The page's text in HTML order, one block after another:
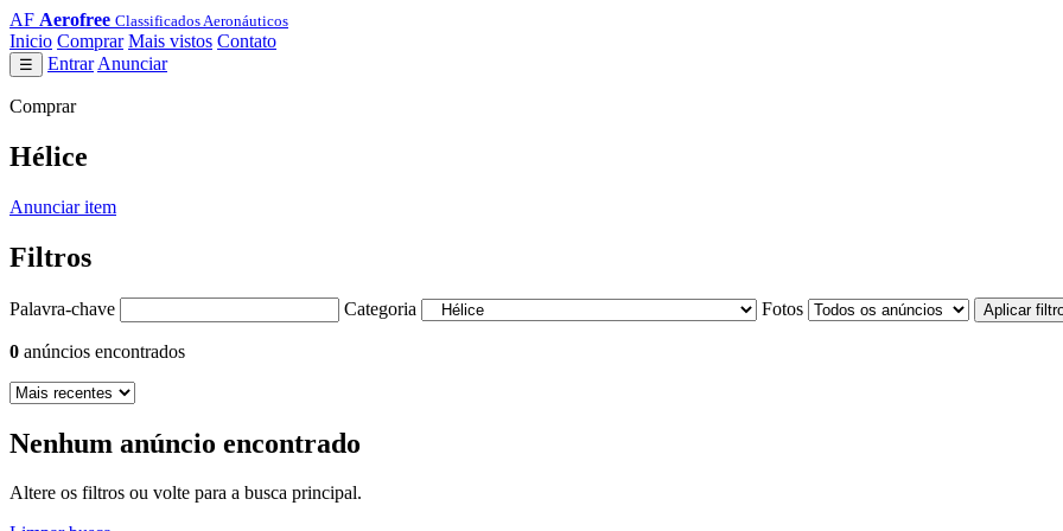
AF Aerofree Classificados Aeronáuticos
Inicio Comprar Mais vistos Contato
☰ Entrar Anunciar
Comprar
Hélice
Anunciar item
Filtros
Palavra-chave Categoria Fotos Aplicar
0 anúncios encontrados
Nenhum anúncio encontrado
Altere os filtros ou volte para a busca principal.